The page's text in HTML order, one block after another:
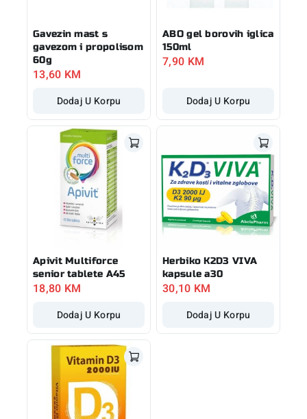
Gavezin mast s
gavezom i propolisom
60g
13,60 KM
Dodaj U Korpu
ABO gel borovih iglica
150ml
7,90 KM
Dodaj U Korpu
Apivit Multiforce
senior tablete A45
18,80 KM
Dodaj U Korpu
Herbiko K2D3 VIVA
kapsule a30
30,10 KM
Dodaj U Korpu